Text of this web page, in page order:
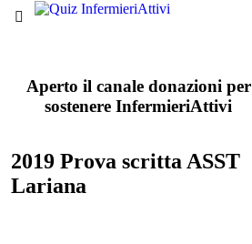
Aperto il canale donazioni per
sostenere InfermieriAttivi
2019 Prova scritta ASST
Lariana